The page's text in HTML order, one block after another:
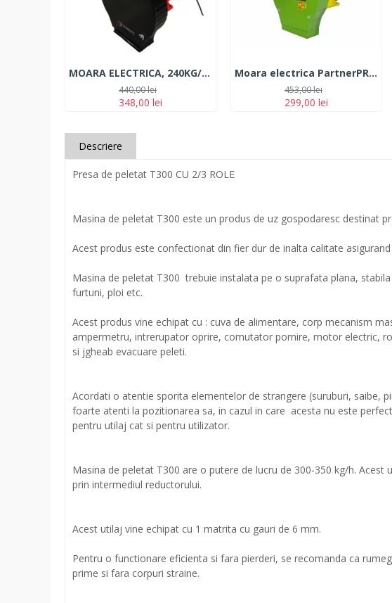
MOARA ELECTRICA, 240KG/H, 3.9 KW, YAMAMOTO, YM3900
348,00 lei
440,00 lei
Moara electrica PartnerPRO PP3900, 240 Kg/h, 3900W
299,00 lei
453,00 lei
Descriere
Presa de peletat T300 CU 2/3 ROLE
Masina de peletat T300 este un produs de uz gospodaresc destinat
Acest produs este confectionat din fier dur de inalta calitate
Masina de peletat T300 trebuie instalata pe o suprafata plana,
furtuni, ploi etc.
Acest produs vine echipat cu : cuva de alimentare, corp mecanism
ampermetru, intrerupator oprire, comutator pornire, motor electric,
si jgheab evacuare peleti.
Acordati o atentie sporita elementelor de strangere (suruburi, saibe,
foarte atenti la pozitionarea sa, in cazul in care acesta nu este
pentru utilaj cat si pentru utilizator.
Masina de peletat T300 are o putere de lucru de 300-350 kg/h.
prin intermediul reductorului.
Acest utilaj vine echipat cu 1 matrita cu gauri de 6 mm.
Pentru o functionare eficienta si fara pierderi, se recomanda ca
prime si fara corpuri straine.